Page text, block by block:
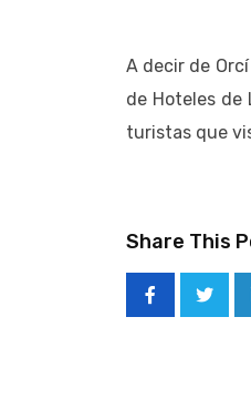
A decir de
de Hoteles de
turistas que
Share This